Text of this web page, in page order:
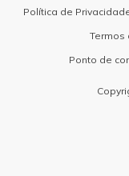
Política de
Termos
Ponto de